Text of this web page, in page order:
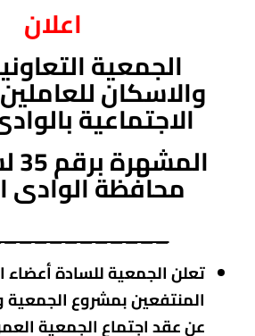
اعلان
الجمعية
والاسكان
الاجتماعية
محافظة الوادى
تعلن الجمعية للسادة أعضاء
المنتفعين بمشروع
عن عقد اجتماع الجمعية